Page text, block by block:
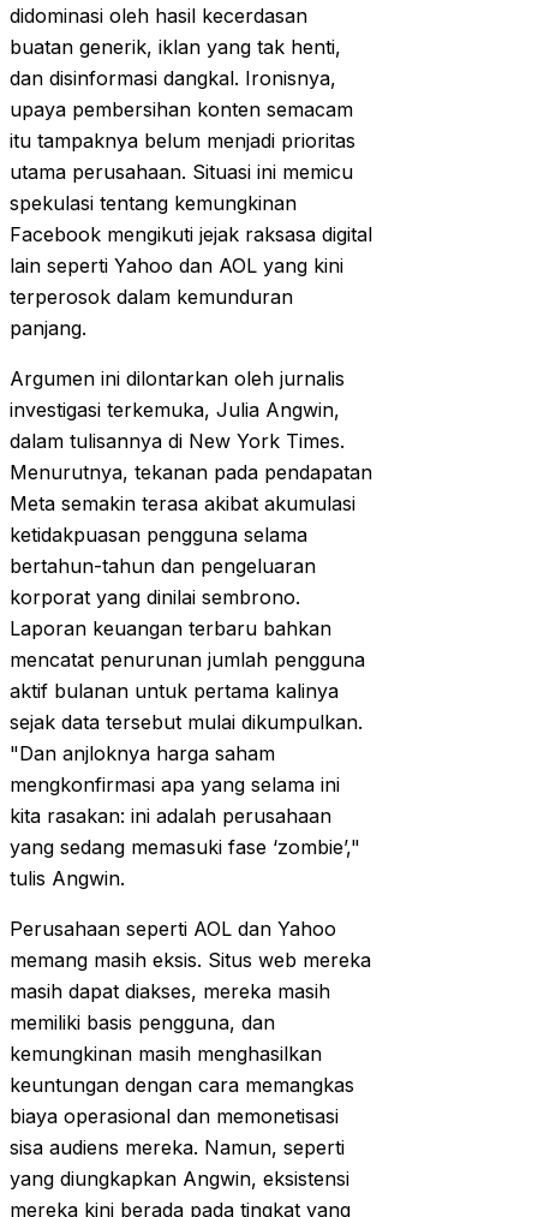
didominasi oleh hasil kecerdasan
buatan generik, iklan yang tak henti,
dan disinformasi dangkal. Ironisnya,
upaya pembersihan konten semacam
itu tampaknya belum menjadi prioritas
utama perusahaan. Situasi ini memicu
spekulasi tentang kemungkinan
Facebook mengikuti jejak raksasa digital
lain seperti Yahoo dan AOL yang kini
terperosok dalam kemunduran
panjang.
Argumen ini dilontarkan oleh jurnalis
investigasi terkemuka, Julia Angwin,
dalam tulisannya di New York Times.
Menurutnya, tekanan pada pendapatan
Meta semakin terasa akibat akumulasi
ketidakpuasan pengguna selama
bertahun-tahun dan pengeluaran
korporat yang dinilai sembrono.
Laporan keuangan terbaru bahkan
mencatat penurunan jumlah pengguna
aktif bulanan untuk pertama kalinya
sejak data tersebut mulai dikumpulkan.
"Dan anjloknya harga saham
mengkonfirmasi apa yang selama ini
kita rasakan: ini adalah perusahaan
yang sedang memasuki fase ‘zombie’,"
tulis Angwin.
Perusahaan seperti AOL dan Yahoo
memang masih eksis. Situs web mereka
masih dapat diakses, mereka masih
memiliki basis pengguna, dan
kemungkinan masih menghasilkan
keuntungan dengan cara memangkas
biaya operasional dan memonetisasi
sisa audiens mereka. Namun, seperti
yang diungkapkan Angwin, eksistensi
mereka kini berada pada tingkat yang